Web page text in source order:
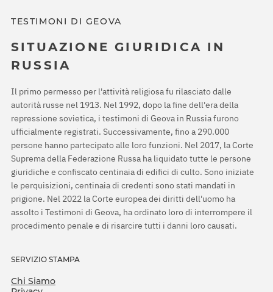
TESTIMONI DI GEOVA
SITUAZIONE GIURIDICA IN
RUSSIA
Il primo permesso per l'attività religiosa fu rilasciato dalle
autorità russe nel 1913. Nel 1992, dopo la fine dell'era della
repressione sovietica, i testimoni di Geova in Russia furono
ufficialmente registrati. Successivamente, fino a 290.000
persone hanno partecipato alle loro funzioni. Nel 2017, la Corte
Suprema della Federazione Russa ha liquidato tutte le persone
giuridiche e confiscato centinaia di edifici di culto. Sono iniziate
le perquisizioni, centinaia di credenti sono stati mandati in
prigione. Nel 2022 la Corte europea dei diritti dell'uomo ha
assolto i Testimoni di Geova, ha ordinato loro di interrompere il
procedimento penale e di risarcire tutti i danni loro causati.
SERVIZIO STAMPA
Chi Siamo